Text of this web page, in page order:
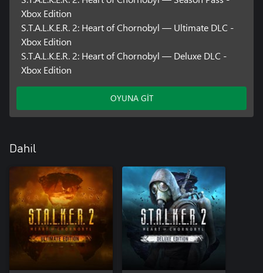
Xbox Edition
S.T.A.L.K.E.R. 2: Heart of Chornobyl — Ultimate DLC -
Xbox Edition
S.T.A.L.K.E.R. 2: Heart of Chornobyl — Deluxe DLC -
Xbox Edition
OYUNA GİT
Dahil